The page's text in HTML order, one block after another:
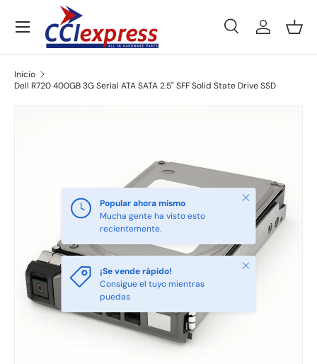
Ir al contenido
Buscar
Tipo de producto
BuscarIniciar
Menú
Inicio
Dell R720 400GB 3G Serial ATA SATA 2.5" SFF Solid State Drive SSD
Popular ahora mismo
Mucha gente ha visto esto
recientemente.
Cerrar
¡Se vende rápido!
Consigue el tuyo mientras
puedas
Cerrar